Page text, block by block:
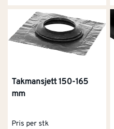
Takmansjett 150-165
mm
Pris per stk